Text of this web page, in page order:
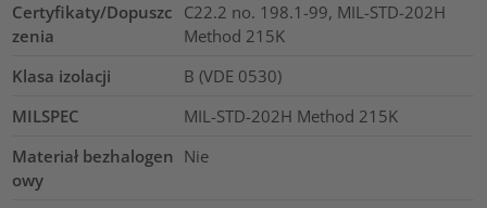
Certyfikaty/Dopuszc
zenia
C22.2 no. 198.1-99, MIL-STD-202H
Method 215K
Klasa izolacji
B (VDE 0530)
MILSPEC
MIL-STD-202H Method 215K
Materiał bezhalogen
owy
Nie